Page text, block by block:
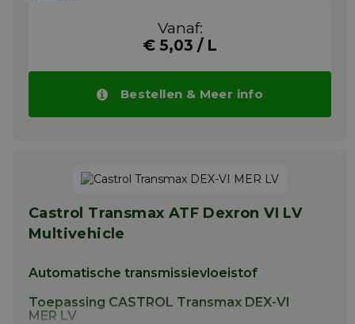
Vanaf:
€ 5,03 / L
Bestellen & Meer info
Castrol Transmax ATF Dexron VI LV
Multivehicle
Automatische transmissievloeistof
Toepassing CASTROL Transmax DEX-VI
MER LV